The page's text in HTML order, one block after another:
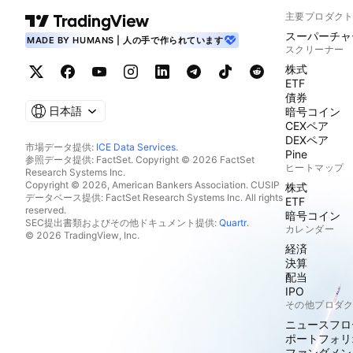
MADE BY HUMANS | 人の手で作られています
日本語
市場データ提供: ICE Data Services.
参照データ提供: FactSet. Copyright © 2026 FactSet
Research Systems Inc.
Copyright © 2026, American Bankers Association. CUSIP
データベース提供: FactSet Research Systems Inc. All rights
reserved.
SEC提出書類およびその他ドキュメント提供: Quartr.
© 2026 TradingView, Inc.
主要プロダクト
スーパーチ
スクリーナー
株式
ETF
債券
暗号コイン
CEXペア
DEXペア
Pine
ヒートマップ
株式
ETF
暗号コイン
カレンダー
経済
決算
配当
IPO
その他プロダ
ニュースフ
ポートフォ